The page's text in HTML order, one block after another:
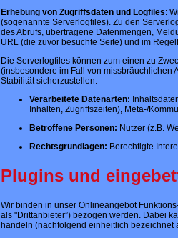
Erhebung von Zugriffsdaten und Logfiles:
(sogenannte Serverlogfiles). Zu den
des Abrufs, übertragene Datenmengen,
URL (die zuvor besuchte Seite) und im
Die Serverlogfiles können zum einen zu
(insbesondere im Fall von missbräuchlichen
Stabilität sicherzustellen.
Verarbeitete Datenarten:
Inhalten, Zugriffszeiten), Meta-/
Betroffene Personen: Nutzer (z.B.
Rechtsgrundlagen: Berechtigte
Plugins und
Wir binden in unser Onlineangebot
als "Drittanbieter”) bezogen werden. Dabei
handeln (nachfolgend einheitlich bezeichnet